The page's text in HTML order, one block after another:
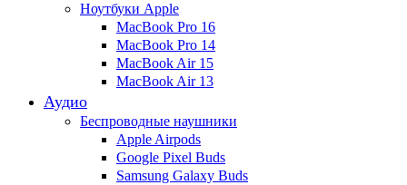
Ноутбуки Apple
MacBook Pro 16
MacBook Pro 14
MacBook Air 15
MacBook Air 13
Аудио
Беспроводные наушники
Apple Airpods
Google Pixel Buds
Samsung Galaxy Buds